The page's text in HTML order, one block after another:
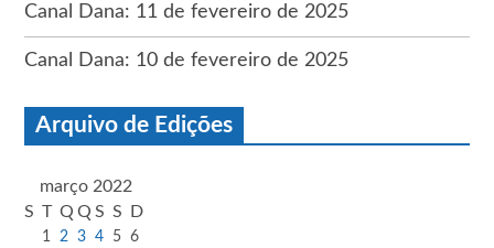
Canal Dana: 11 de fevereiro de 2025
Canal Dana: 10 de fevereiro de 2025
Arquivo de Edições
março 2022
S T Q Q S S D
1 2 3 4 5 6